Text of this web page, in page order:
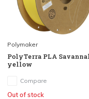
Polymaker
PolyTerra PLA
yellow
Compare
Out of stock